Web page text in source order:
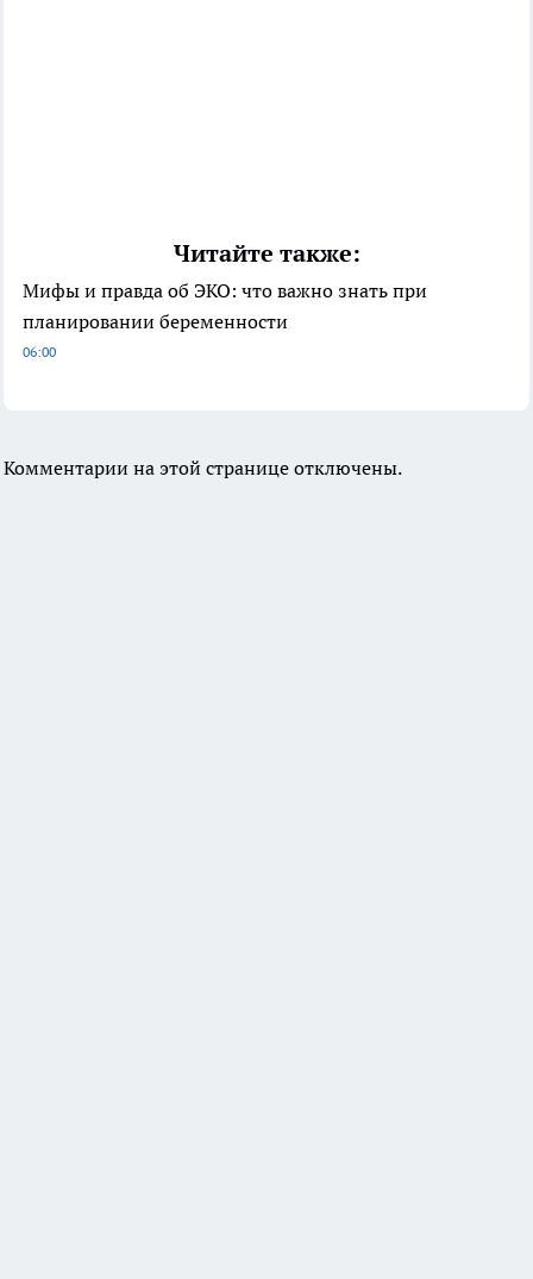
Читайте также:
Мифы и правда об ЭКО: что важно знать при
планировании беременности
06:00
Комментарии на этой странице отключены.